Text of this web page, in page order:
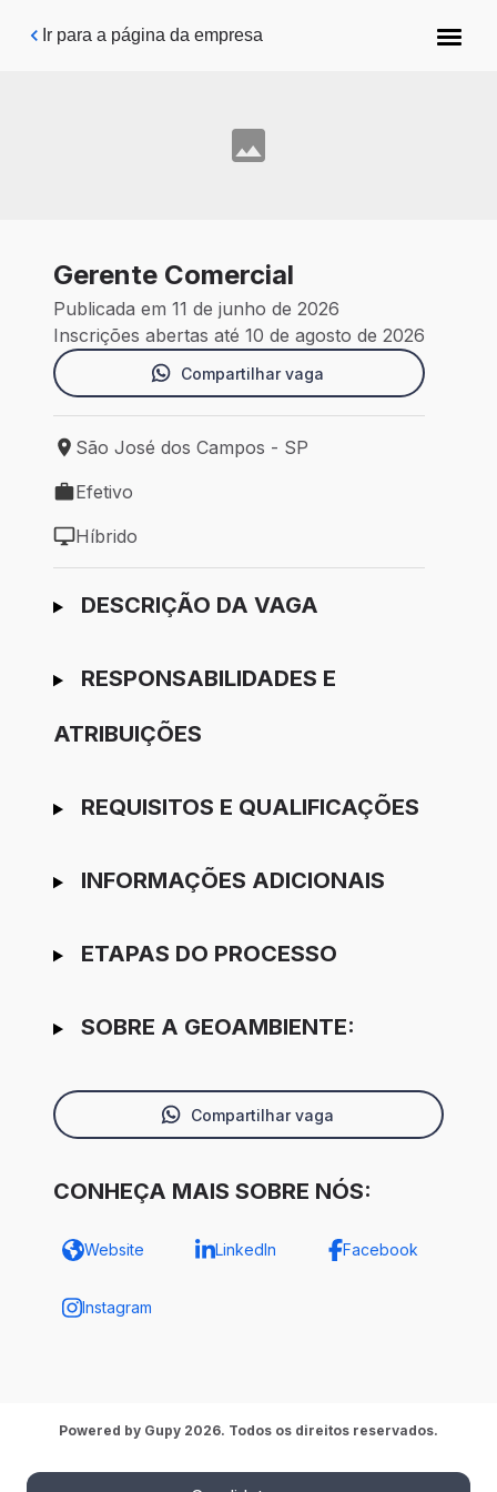
Pular para o conteúdo principal
Ir para a página da empresa
Gerente Comercial
Publicada em 11 de junho de 2026
Inscrições abertas até 10 de agosto de 2026
Compartilhar vaga
Local de trabalho: São José dos Campos - SP
São José dos Campos - SP
Tipo de vaga: Efetivo
Efetivo
Modelo de trabalho: Híbrido
Híbrido
Ir para candidatura
DESCRIÇÃO DA VAGA
RESPONSABILIDADES E
ATRIBUIÇÕES
REQUISITOS E QUALIFICAÇÕES
INFORMAÇÕES ADICIONAIS
ETAPAS DO PROCESSO
SOBRE A GEOAMBIENTE:
Compartilhar vaga
CONHEÇA MAIS SOBRE NÓS:
Website LinkedIn Facebook
Instagram
Powered by Gupy 2026. Todos os direitos reservados.